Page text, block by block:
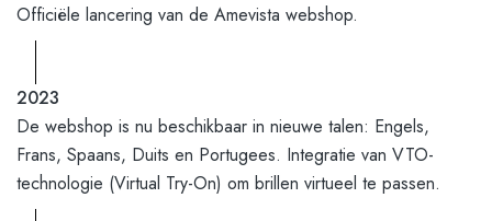
Officiële lancering van de Amevista webshop.
2023
De webshop is nu beschikbaar in nieuwe talen: Engels,
Frans, Spaans, Duits en Portugees. Integratie van VTO-
technologie (Virtual Try-On) om brillen virtueel te passen.